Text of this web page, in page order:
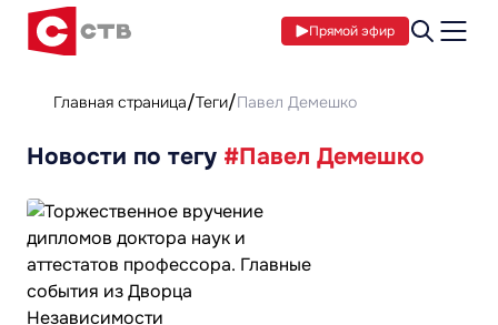
Прямой эфир
Главная страница Теги Павел Демешко
Новости по тегу #Павел Демешко